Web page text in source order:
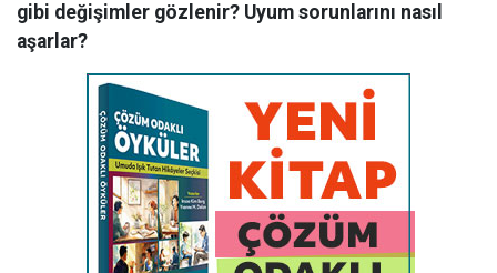
gibi değişimler gözlenir? Uyum sorunlarını nasıl
aşarlar?